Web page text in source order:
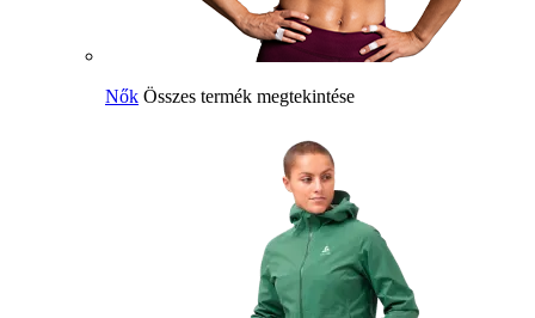
Nők Összes termék megtekintése